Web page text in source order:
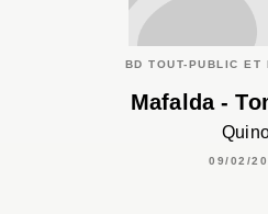
BD TOUT-PUBLIC ET
Mafalda -
09/02/